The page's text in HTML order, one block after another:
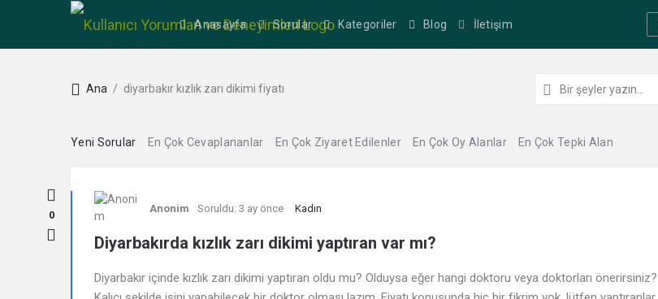
Anasayfa Sorular Kategoriler Blog İletişim
Ana / diyarbakır kızlık zarı dikimi fiyatı
Yeni Sorular En Çok Cevaplananlar En Çok Ziyaret Edilenler En Çok Oy Alanlar En Çok Tepki Alan
Kullanıcı
Yorumları
Deneyimleri
0
Anonim Soruldu: 3 ay önce Kadın
Diyarbakırda kızlık zarı dikimi yaptıran var mı?
Diyarbakır içinde kızlık zarı dikimi yaptıran oldu mu? Olduysa eğer hangi doktoru veya doktorları önerirsiniz?